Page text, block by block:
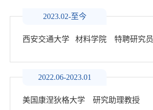
2023.02-至今
西安交通大学 材料学院 特聘研究员
2022.06-2023.01
美国康涅狄格大学 研究助理教授